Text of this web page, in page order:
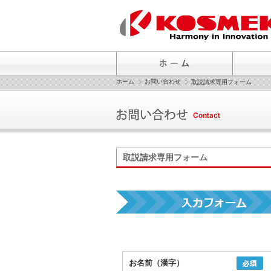
ホーム お問い合わせ 取説請求専用フォーム
取説請求専用フォーム
お名前（漢字）